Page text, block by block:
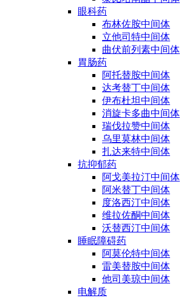
眼科药
布林佐胺中间体
立他司特中间体
曲伏前列素中间体
胃肠药
阿托替胺中间体
达考替丁中间体
伊布杜坦中间体
消旋卡多曲中间体
瑞伐拉赞中间体
乌里莫林中间体
扎达来特中间体
抗抑郁药
阿戈美拉汀中间体
阿米替丁中间体
度洛西汀中间体
维拉佐酮中间体
沃替西汀中间体
睡眠障碍药
阿莫伦特中间体
雷美替胺中间体
他司美琼中间体
电解质